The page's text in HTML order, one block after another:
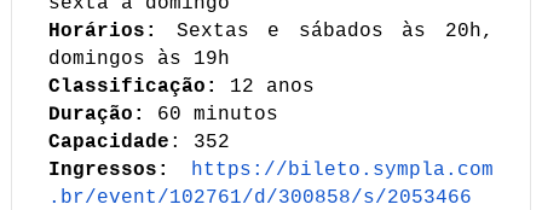
Horários: Sextas e sábados às 20h,
domingos às 19h
Classificação: 12 anos
Duração: 60 minutos
Capacidade : 352
Ingressos: https://bileto.sympla.com
.br/event/102761/d/300858/s/2053466